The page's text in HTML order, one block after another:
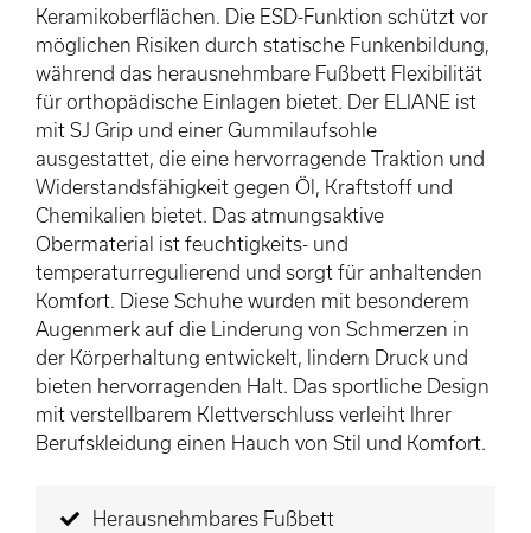
Keramikoberflächen. Die ESD-Funktion schützt vor
möglichen Risiken durch statische Funkenbildung,
während das herausnehmbare Fußbett Flexibilität
für orthopädische Einlagen bietet. Der ELIANE ist
mit SJ Grip und einer Gummilaufsohle
ausgestattet, die eine hervorragende Traktion und
Widerstandsfähigkeit gegen Öl, Kraftstoff und
Chemikalien bietet. Das atmungsaktive
Obermaterial ist feuchtigkeits- und
temperaturregulierend und sorgt für anhaltenden
Komfort. Diese Schuhe wurden mit besonderem
Augenmerk auf die Linderung von Schmerzen in
der Körperhaltung entwickelt, lindern Druck und
bieten hervorragenden Halt. Das sportliche Design
mit verstellbarem Klettverschluss verleiht Ihrer
Berufskleidung einen Hauch von Stil und Komfort.
Herausnehmbares Fußbett